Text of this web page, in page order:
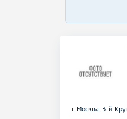
г. Москва, 3-й